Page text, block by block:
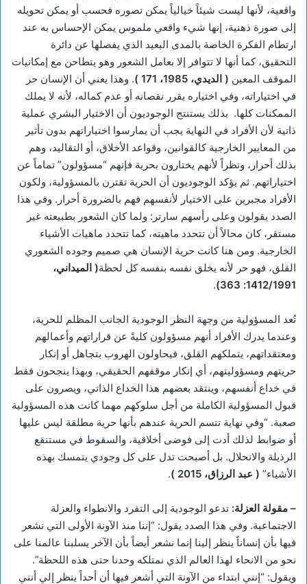
واقعية، لأنها ليست شيئاً خيالياً يمكن تصوره فحسب أو يمكن تحويله
إلى صورة ذهنية، إنها شيء واقعي ملموس يمكن الإحساس به عند
ارتطام الفكرة الخاصة بالمدى البعيد الذي يفصلها عن دائرة
التحقيق، كما أنها لا تتوافر إلا بعامل الشعور وهو يتطاحن مع إمكانيات
الموقف المعين ( الديدي، 1985، 171 ). وهذا يعني أن الإنسان حر
في اختياراته، وفي اختياره يقرر نقصانه أو عدم كماله، لأنه لا يملك
الممكنات كلها. بذلك يستنتج الوجوديون أن الاختيار البشري عملية
ذاتية لأن الأفراد في النهاية يجب أن يمارسوا اختياراتهم بدون تأثير
من المعايير الخارجية كالقوانين، وقواعد الأخلاق، أو التقاليد، وهم
بذلك أحرار، ونظراً لأنهم يختارون بحرية فإنهم “مسؤولون” تماماً عن
اختياراتهم. ثم يؤكد الوجوديون أن الحرية تقترن بالمسؤولية، ولكون
الأفراد مجبرين على الاختيار لأنفسهم فهم بالضرورة أحرار. وفي هذا
الصدد يقولون وعلى رأسهم سارتر: ولما كان الشعور بطبيعته غير
مستقر، كان محالاً أن تتحدد ماهيته، كما تتحدد ماهيات الأشياء
الخارجية. ومن هنا كانت حرية الإنسان هي صميم وجوده الشعوري
القلق، فهو حر لأنه يخلق نفسه بنفسه كل لحظة( الميداني،
1412/1991: 363)
.
تُعد المسؤولية من وجهة النظر الوجودية الجانب المظلم للحرية،
وعندما يدرك الأفراد أنهم مسؤولون كليةً عن قراراتهم وأعمالهم
ومعتقداتهم، يتملكهم القلق، فيحاولون الهروب بتجاهل أو إنكار
حريتهم ومسؤوليتهم، أي إنكار موقفهم الحقيقي، وبهذا ينجحون فقط
في خداع أنفسهم، وينتقد بعضهم هذا الخداع الذاتي، ويصرون على
قبول المسؤولية الكاملة من أجل سلوكهم مهما كانت هذه المسؤولية
صعبة. “وفي نهاية تتسم الحرية عندهم بأنها حرية مطلقة ليس عليها
أو ضوابط لذلك أدت إلى فوضى أخلاقية، والسقوط في مستنقع
الرذيلة والانحلال. بل أصبحت تدل على كل وجودي يتمسك بهذه
الأشياء” ( عبد الرزاق، 2015 )
.
– مقولة العزلة: تدعو الوجودية إلى التفرد والانطواء والعزلة
الاجتماعية. وفي هذا الصدد يقول: “إننا منذ الآونة الأولى التي نشعر
فيها بأن إنساناً ينظر إلينا إنما نشعر أيضاً بأن الآخر يسلبنا عالمنا على
نحو من الانحاء لهذا العالم الذي نمتلكه وحدنا حتى هذه اللحظة”.
ويقول: “إنني ابتداء من الآونة التي أشعر فيها أن أحداً ينظر إلي أنني